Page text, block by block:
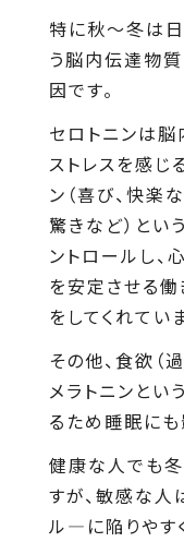
特に秋～冬は
う脳内伝達物
因です。
セロトニンは脳
ストレスを感じ
ン（喜び、快楽
驚きなど）とい
ントロールし、
を安定させる
をしてくれてい
その他、食欲（
メラトニンと
るため睡眠にも
健康な人でも
すが、敏感な人
ル―に陥りやす